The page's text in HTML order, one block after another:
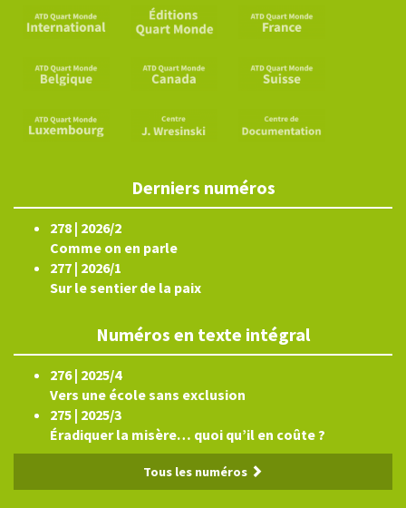
Derniers numéros
278 | 2026/2
Comme on en parle
277 | 2026/1
Sur le sentier de la paix
Numéros en texte intégral
276 | 2025/4
Vers une école sans exclusion
275 | 2025/3
Éradiquer la misère… quoi qu’il en coûte ?
Tous les numéros